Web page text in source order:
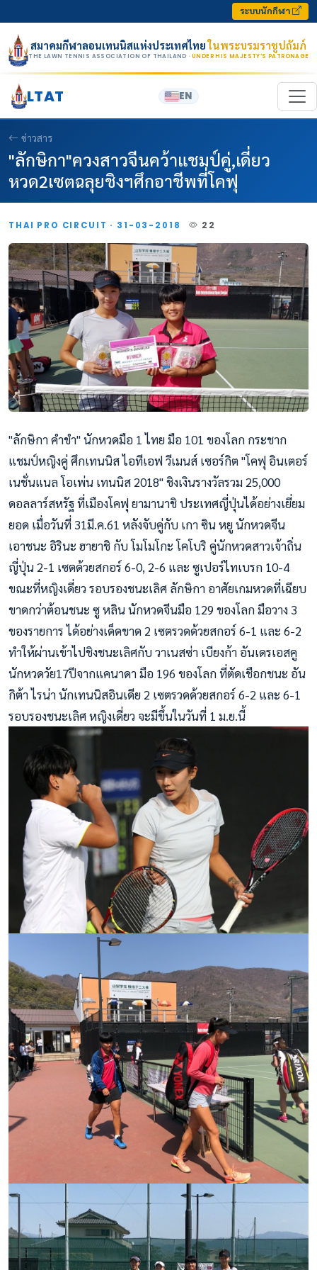
ระบบนักกีฬา
สมาคมกีฬาลอนเทนนิสแห่งประเทศไทยในพระบรมราชูปถัมภ์
THE LAWN TENNIS ASSOCIATION OF THAILAND · UNDER HIS MAJESTY’S PATRONAGE
LTAT EN
ข่าวสาร
"ลักษิกา"ควงสาวจีนคว้าแชมป์คู่,เดี่ยว
หวด2เซตฉลุยชิงฯศึกอาชีพที่โคฟุ
THAI PRO CIRCUIT · 31-03-2018 22
"ลักษิกา คำขำ" นักหวดมือ 1 ไทย มือ 101 ของโลก กระชาก
แชมป์หญิงคู่ ศึกเทนนิส ไอทีเอฟ วีเมนส์ เซอร์กิต "โคฟุ อินเตอร์
เนชั่นแนล โอเพ่น เทนนิส 2018" ชิงเงินรางวัลรวม 25,000
ดอลลาร์สหรัฐ ที่เมืองโคฟุ ยามานาชิ ประเทศญี่ปุ่นได้อย่างเยี่ยม
ยอด เมื่อวันที่ 31มี.ค.61 หลังจับคู่กับ เกา ซิน หยู นักหวดจีน
เอาชนะ อิรินะ ฮายาชิ กับ โมโมโกะ โคโบริ คู่นักหวดสาวเจ้าถิ่น
ญี่ปุ่น 2-1 เซตด้วยสกอร์ 6-0, 2-6 และ ซูเปอร์ไทเบรก 10-4
ขณะที่หญิงเดี่ยว รอบรองชนะเลิศ ลักษิกา อาศัยเกมหวดที่เฉียบ
ขาดกว่าต้อนชนะ ซู หลิน นักหวดจีนมือ 129 ของโลก มือวาง 3
ของรายการ ได้อย่างเด็ดขาด 2 เซตรวดด้วยสกอร์ 6-1 และ 6-2
ทำให้ผ่านเข้าไปชิงชนะเลิศกับ วาเนสซ่า เบียงก้า อันเดรเอสคู
นักหวดวัย17ปีจากแคนาดา มือ 196 ของโลก ที่ตัดเชือกชนะ อัน
กิต้า ไรน่า นักเทนนิสอินเดีย 2 เซตรวดด้วยสกอร์ 6-2 และ 6-1
รอบรองชนะเลิศ หญิงเดี่ยว จะมีขึ้นในวันที่ 1 ม.ย.นี้